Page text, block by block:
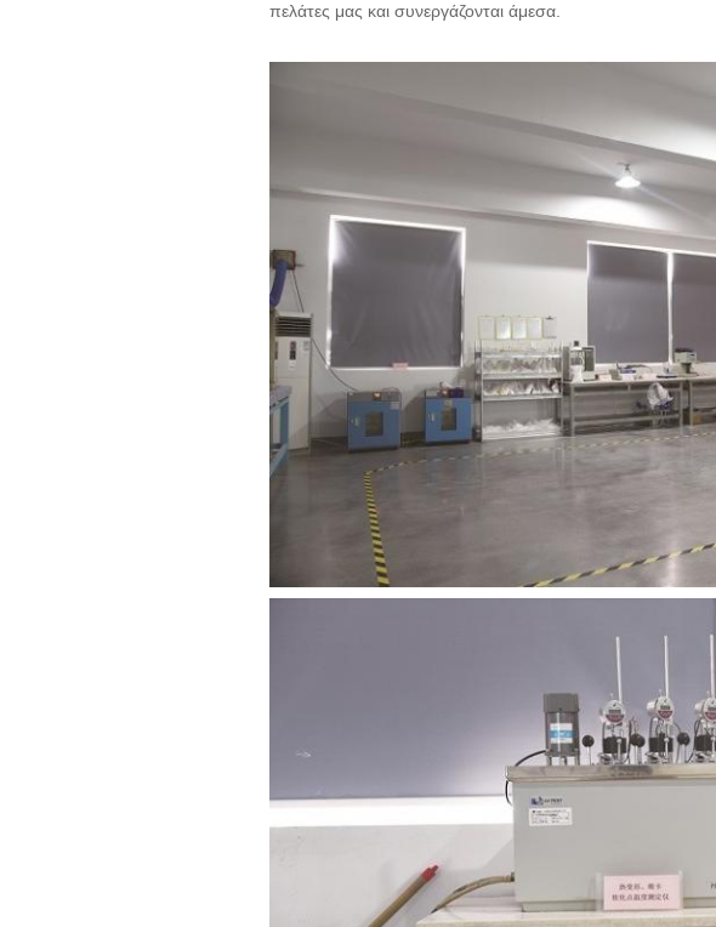
πελάτες μας και συνεργάζονται άμεσα.